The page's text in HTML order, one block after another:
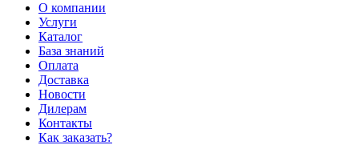
О компании
Услуги
Каталог
База знаний
Оплата
Доставка
Новости
Дилерам
Контакты
Как заказать?